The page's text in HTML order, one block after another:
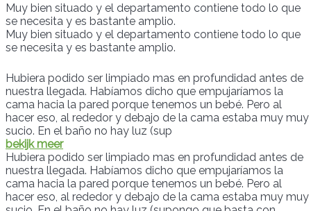
Muy bien situado y el departamento contiene todo lo que
se necesita y es bastante amplio.
Muy bien situado y el departamento contiene todo lo que
se necesita y es bastante amplio.
Hubiera podido ser limpiado mas en profundidad antes de
nuestra llegada. Habíamos dicho que empujaríamos la
cama hacia la pared porque tenemos un bebé. Pero al
hacer eso, al rededor y debajo de la cama estaba muy muy
sucio. En el baño no hay luz (sup
bekijk meer
Hubiera podido ser limpiado mas en profundidad antes de
nuestra llegada. Habíamos dicho que empujaríamos la
cama hacia la pared porque tenemos un bebé. Pero al
hacer eso, al rededor y debajo de la cama estaba muy muy